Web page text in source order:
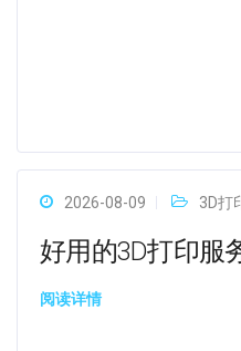
2026-08-09 3D打
好用的3D打印服
阅读详情